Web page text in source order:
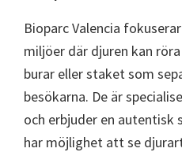
Bioparc Valencia
miljöer där djuren kan
burar eller staket som
besökarna. De är
och erbjuder en autentisk
har möjlighet att se